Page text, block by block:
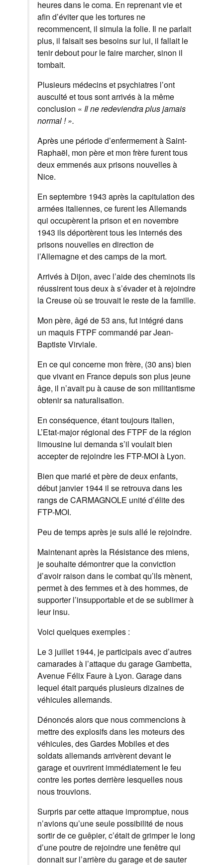
heures dans le coma. En reprenant vie et
afin d’éviter que les tortures ne
recommencent, il simula la folie. Il ne parlait
plus, il faisait ses besoins sur lui, il fallait le
tenir debout pour le faire marcher, sinon il
tombait.
Plusieurs médecins et psychiatres l’ont
ausculté et tous sont arrivés à la même
conclusion « Il ne redeviendra plus jamais
normal ! ».
Après une période d’enfermement à Saint-
Raphaël, mon père et mon frère furent tous
deux emmenés aux prisons nouvelles à
Nice.
En septembre 1943 après la capitulation des
armées italiennes, ce furent les Allemands
qui occupèrent la prison et en novembre
1943 ils déportèrent tous les internés des
prisons nouvelles en direction de
l’Allemagne et des camps de la mort.
Arrivés à Dijon, avec l’aide des cheminots ils
réussirent tous deux à s’évader et à rejoindre
la Creuse où se trouvait le reste de la famille.
Mon père, âgé de 53 ans, fut intégré dans
un maquis FTPF commandé par Jean-
Baptiste Virviale.
En ce qui concerne mon frère, (30 ans) bien
que vivant en France depuis son plus jeune
âge, il n’avait pu à cause de son militantisme
obtenir sa naturalisation.
En conséquence, étant toujours italien,
L’Etat-major régional des FTPF de la région
limousine lui demanda s’il voulait bien
accepter de rejoindre les FTP-MOI à Lyon.
Bien que marié et père de deux enfants,
début janvier 1944 il se retrouva dans les
rangs de CARMAGNOLE unité d’élite des
FTP-MOI.
Peu de temps après je suis allé le rejoindre.
Maintenant après la Résistance des miens,
je souhaite démontrer que la conviction
d’avoir raison dans le combat qu’ils mènent,
permet à des femmes et à des hommes, de
supporter l’insupportable et de se sublimer à
leur insu.
Voici quelques exemples :
Le 3 juillet 1944, je participais avec d’autres
camarades à l’attaque du garage Gambetta,
Avenue Félix Faure à Lyon. Garage dans
lequel était parqués plusieurs dizaines de
véhicules allemands.
Dénoncés alors que nous commencions à
mettre des explosifs dans les moteurs des
véhicules, des Gardes Mobiles et des
soldats allemands arrivèrent devant le
garage et ouvrirent immédiatement le feu
contre les portes derrière lesquelles nous
nous trouvions.
Surpris par cette attaque impromptue, nous
n’avions qu’une seule possibilité de nous
sortir de ce guêpier, c’était de grimper le long
d’une poutre de rejoindre une fenêtre qui
donnait sur l’arrière du garage et de sauter